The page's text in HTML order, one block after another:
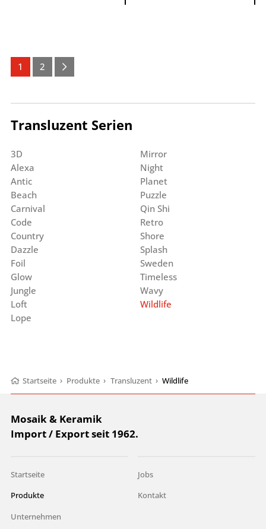
1 2
Transluzent Serien
3D
Alexa
Antic
Beach
Carnival
Code
Country
Dazzle
Foil
Glow
Jungle
Loft
Lope
Mirror
Night
Planet
Puzzle
Qin Shi
Retro
Shore
Splash
Sweden
Timeless
Wavy
Wildlife
Startseite › Produkte › Transluzent › Wildlife
Mosaik & Keramik
Import / Export seit 1962.
Startseite
Produkte
Unternehmen
Jobs
Kontakt